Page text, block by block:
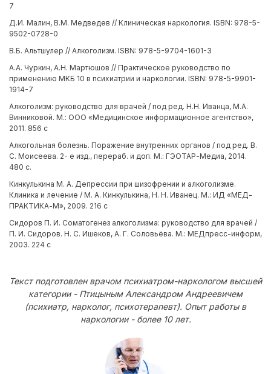
7
Д.И. Малин, В.М. Медведев // Клиническая наркология. ISBN: 978-5-
9502-0728-0
В.Б. Альтшулер // Алкоголизм. ISBN: 978-5-9704-1601-3
А.А. Чуркин, А.Н. Мартюшов // Практическое руководство по
применению МКБ 10 в психиатрии и наркологии. ISBN: 978-5-9901-
1914-7
Алкоголизм: руководство для врачей / под ред. Н.Н. Иванца, М.А.
Винниковой. М.: ООО «Медицинское информационное агентство»,
2011. 856 с
Алкогольная болезнь. Поражение внутренних органов / под ред. В.
С. Моисеева. 2- е изд., перераб. и доп. М.: ГЭОТАР-Медиа, 2014.
480 с.
Кинкулькина М. А. Депрессии при шизофрении и алкоголизме.
Клиника и лечение / М. А. Кинкулькина, Н. Н. Иванец. М.: ИД «МЕД-
ПРАКТИКА-М», 2009. 216 с
Сидоров П. И. Соматогенез алкоголизма: руководство для врачей /
П. И. Сидоров. Н. С. Ишеков, А. Г. Соловьёва. М.: МЕДпресс-информ,
2003. 224 с
Текст подготовлен врачом психиатром-наркологом высшей
категории - Птицыным Александром Андреевичем
(психиатр, нарколог, психотерапевт). Опыт работы в
наркологии - более 10 лет.